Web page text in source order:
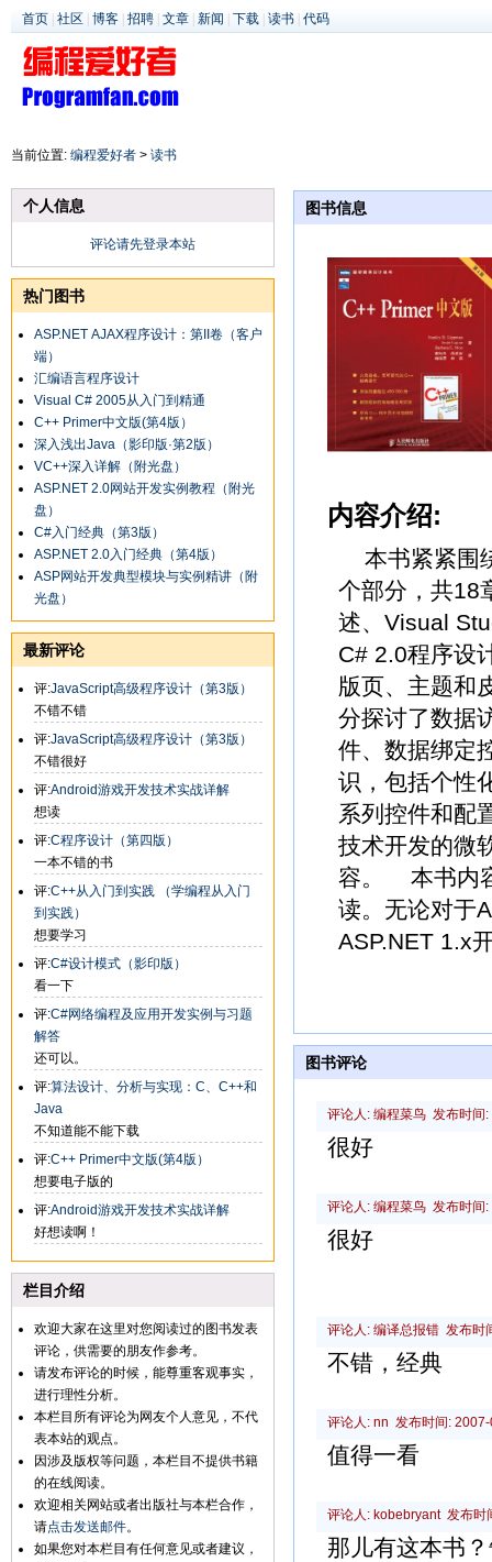
首页 社区 博客 招聘 文章 新闻 下载 读书 代码
当前位置: 编程爱好者 > 读书
个人信息
评论请先登录本站
热门图书
ASP.NET AJAX程序设计：第II卷（客户
端）
汇编语言程序设计
Visual C# 2005从入门到精通
C++ Primer中文版(第4版）
深入浅出Java（影印版·第2版）
VC++深入详解（附光盘）
ASP.NET 2.0网站开发实例教程（附光
盘）
C#入门经典（第3版）
ASP.NET 2.0入门经典（第4版）
ASP网站开发典型模块与实例精讲（附
光盘）
最新评论
评:JavaScript高级程序设计（第3版）
不错不错
评:JavaScript高级程序设计（第3版）
不错很好
评:Android游戏开发技术实战详解
想读
评:C程序设计（第四版）
一本不错的书
评:C++从入门到实践 （学编程从入门
到实践）
想要学习
评:C#设计模式（影印版）
看一下
评:C#网络编程及应用开发实例与习题
解答
还可以。
评:算法设计、分析与实现：C、C++和
Java
不知道能不能下载
评:C++ Primer中文版(第4版）
想要电子版的
评:Android游戏开发技术实战详解
好想读啊！
栏目介绍
欢迎大家在这里对您阅读过的图书发表
评论，供需要的朋友作参考。
请发布评论的时候，能尊重客观事实，
进行理性分析。
本栏目所有评论为网友个人意见，不代
表本站的观点。
因涉及版权等问题，本栏目不提供书籍
的在线阅读。
欢迎相关网站或者出版社与本栏合作，
请点击发送邮件。
如果您对本栏目有任何意见或者建议，
图书信息
内容介绍:
本书紧紧围
个部分，共18
述、Visual
C# 2.0程序设
版页、主题和
分探讨了数据
件、数据绑定
识，包括个性
系列控件和配
技术开发的微
容。 本书内
读。无论对于
ASP.NET 1.x
图书评论
评论人: 编程菜鸟 发布时间
很好
评论人: 编程菜鸟 发布时间
很好
评论人: 编译总报错 发布时
不错，经典
评论人: nn 发布时间:
值得一看
评论人: kobebryant 发布
那儿有这本书